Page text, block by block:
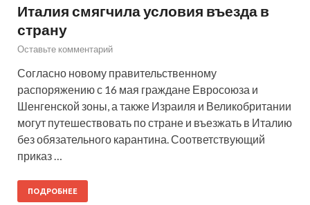
Италия смягчила условия въезда в
страну
Оставьте комментарий
Согласно новому правительственному
распоряжению с 16 мая граждане Евросоюза и
Шенгенской зоны, а также Израиля и Великобритании
могут путешествовать по стране и въезжать в Италию
без обязательного карантина. Соответствующий
приказ …
ПОДРОБНЕЕ